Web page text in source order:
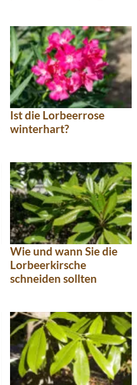
Ist die Lorbeerrose
winterhart?
Wie und wann Sie die
Lorbeerkirsche
schneiden sollten